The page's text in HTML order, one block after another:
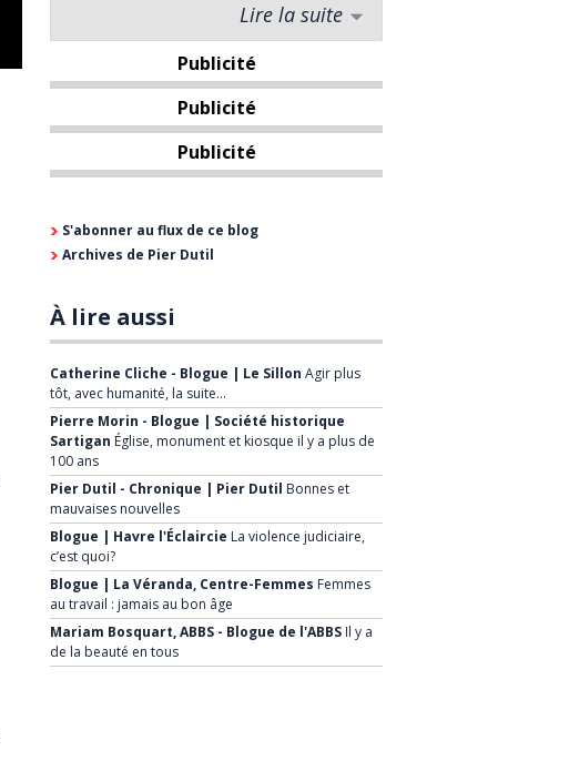
Né à St-Georges, j’ai complété
des études universitaires en
sciences politiques à
l’Université Laval. À titre
d’analyste politique j’ai
entrepris ma carrière
journaliste et rédacteur-en-
chef de divers hebdomadaires,
également collaboré à
plusieurs reprises à la radio et
à la télévision de Radio-
Canada.
Après six ans, j’ai quitté le
journalisme pour me joindre
au Groupe Canam Manac où
j’ai rempli diverses fonctions
durant 22 ans. J’ai aussi
brièvement occupé des
fonctions chez Québécor et j’ai
été associé chez
Communication Soleil, une
Lire la suite
Publicité
Publicité
Publicité
S'abonner au flux de ce blog
Archives de Pier Dutil
À lire aussi
Catherine Cliche - Blogue | Le Sillon Agir plus
tôt, avec humanité, la suite…
Pierre Morin - Blogue | Société historique
Sartigan Église, monument et kiosque il y a plus de
100 ans
Pier Dutil - Chronique | Pier Dutil Bonnes et
mauvaises nouvelles
Blogue | Havre l'Éclaircie La violence judiciaire,
c’est quoi?
Blogue | La Véranda, Centre-Femmes Femmes
au travail : jamais au bon âge
Mariam Bosquart, ABBS - Blogue de l'ABBS Il y a
de la beauté en tous